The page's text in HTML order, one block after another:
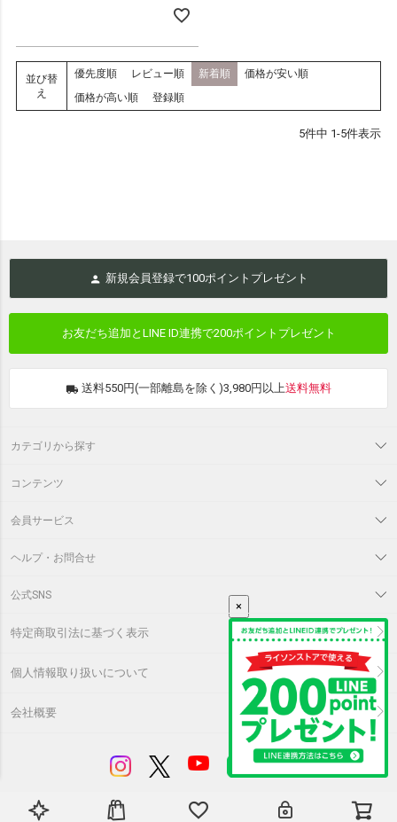
並び替
え
優先度順 レビュー順 新着順
価格が安い順
価格が高い順
登録順
5件中 1-5件表示
×
新規会員登録で100ポイントプレゼント
お友だち追加とLINE ID連携で200ポイントプレゼント
送料550円(一部離島を除く)3,980円以上送料無料
カテゴリから探す
コンテンツ
会員サービス
ヘルプ・お問合せ
公式SNS
特定商取引法に基づく表示
個人情報取り扱いについて
会社概要
LITHON